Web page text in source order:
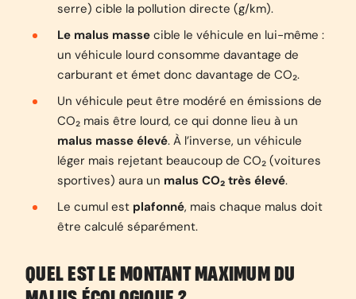
serre) cible la pollution directe (g/km).
Le malus masse cible le véhicule en lui-même :
un véhicule lourd consomme davantage de
carburant et émet donc davantage de CO₂.
Un véhicule peut être modéré en émissions de
CO₂ mais être lourd, ce qui donne lieu à un
malus masse élevé. À l’inverse, un véhicule
léger mais rejetant beaucoup de CO₂ (voitures
sportives) aura un malus CO₂ très élevé.
Le cumul est plafonné, mais chaque malus doit
être calculé séparément.
QUEL EST LE MONTANT MAXIMUM DU